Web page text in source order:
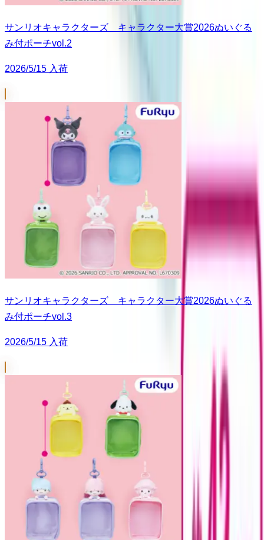
サンリオキャラクターズ キャラクター大賞2026ぬいぐる
み付ポーチvol.2
2026/5/15 入荷
サンリオキャラクターズ キャラクター大賞2026ぬいぐる
み付ポーチvol.3
2026/5/15 入荷